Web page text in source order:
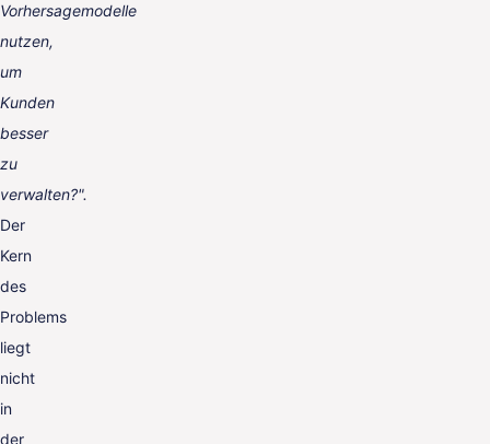
Vorhersagemodelle
nutzen,
um
Kunden
besser
zu
verwalten?".
Der
Kern
des
Problems
liegt
nicht
in
der